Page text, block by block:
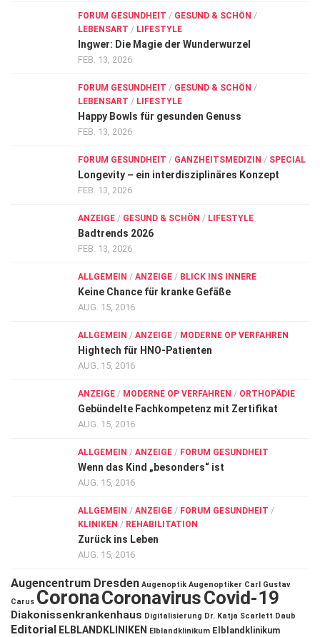
FORUM GESUNDHEIT / GESUND & SCHÖN /
LEBENSART / LIFESTYLE
Ingwer: Die Magie der Wunderwurzel
FEB. 13, 2026
FORUM GESUNDHEIT / GESUND & SCHÖN /
LEBENSART / LIFESTYLE
Happy Bowls für gesunden Genuss
FEB. 13, 2026
FORUM GESUNDHEIT / GANZHEITSMEDIZIN / SPECIAL
Longevity – ein interdisziplinäres Konzept
FEB. 13, 2026
ANZEIGE / GESUND & SCHÖN / LIFESTYLE
Badtrends 2026
FEB. 13, 2026
ALLGEMEIN / ANZEIGE / BLICK INS INNERE
Keine Chance für kranke Gefäße
AUG. 15, 2016
ALLGEMEIN / ANZEIGE / MODERNE OP VERFAHREN
Hightech für HNO-Patienten
AUG. 15, 2016
ANZEIGE / MODERNE OP VERFAHREN / ORTHOPÄDIE
Gebündelte Fachkompetenz mit Zertifikat
AUG. 15, 2016
ALLGEMEIN / ANZEIGE / FORUM GESUNDHEIT
Wenn das Kind „besonders“ ist
AUG. 15, 2016
ALLGEMEIN / ANZEIGE / FORUM GESUNDHEIT /
KLINIKEN / REHABILITATION
Zurück ins Leben
AUG. 15, 2016
Augencentrum Dresden Augenoptik Augenoptiker Carl Gustav
Carus CoronaCoronavirusCovid-19
Diakonissenkrankenhaus Digitalisierung Dr. Katja Scarlett Daub
Editorial ELBLANDKLINIKEN Elblandklinikum Elblandklinikum